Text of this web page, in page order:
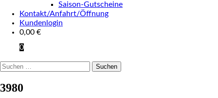
Saison-Gutscheine
Kontakt/Anfahrt/Öffnung
Kundenlogin
0,00 €
0
Suchen
3980